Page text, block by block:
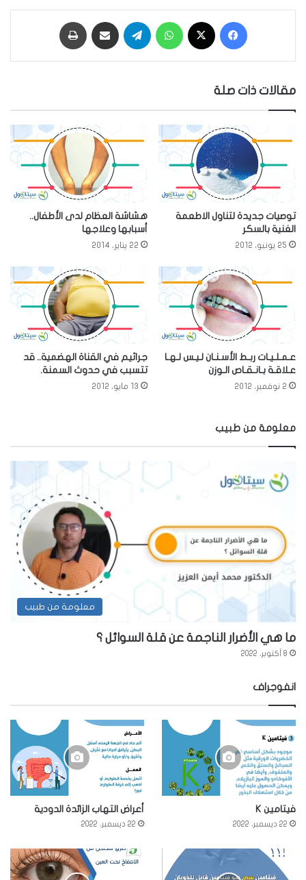
مقالات ذات صلة
توصيات جديدة لتناول الاطعمة
الغنية بالسكر
25 يونيو، 2012
هشاشة العظام لدى الأطفال..
أسبابها وعلاجها
22 يناير، 2014
عـمـلـيـات ربـط الأسـنـان لـيـس لـهـا
عـلاقـة بـانـقـاص الـوزن
2 نوفمبر، 2012
جراثيم في القناة الهضمية.. قد
تتسبب في حدوث السمنة.
13 مايو، 2012
معلومة من طبيب
معلومة من طبيب
ما هي الأضرار الناجمة عن قلة السوائل ؟
8 أكتوبر، 2022
انفوجراف
فيتامين K
22 ديسمبر، 2022
أعراض التهاب الزائدة الدودية
22 ديسمبر، 2022